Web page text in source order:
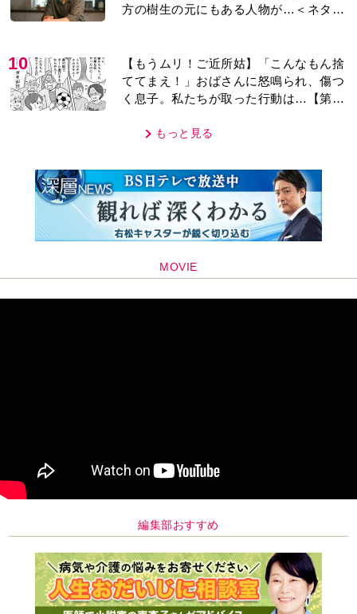
方の樹生の元にもある人物が…＜ネタバ
10
【もうムリ！ご近所姑】「こんなもん捨
ててまえ！」おばさんに怒鳴られ、傷つ
く息子。私たちが取った行動は…【第3
もっと見る
MOVIE
編集部おすすめ